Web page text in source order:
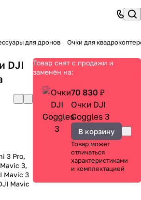
для дронов Очки для
DJI
3 Pro,
3,
Mavic 3
Mavic
Товар снят с продажи и
заменён на:
70 830 ₽
Очки DJI
Goggles 3
В корзину
Товар может
отличаться
характеристиками
и комплектацией